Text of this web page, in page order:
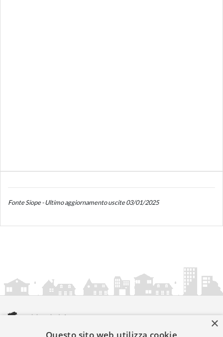
Fonte Siope - Ultimo aggiornamento uscite 03/01/2025
×